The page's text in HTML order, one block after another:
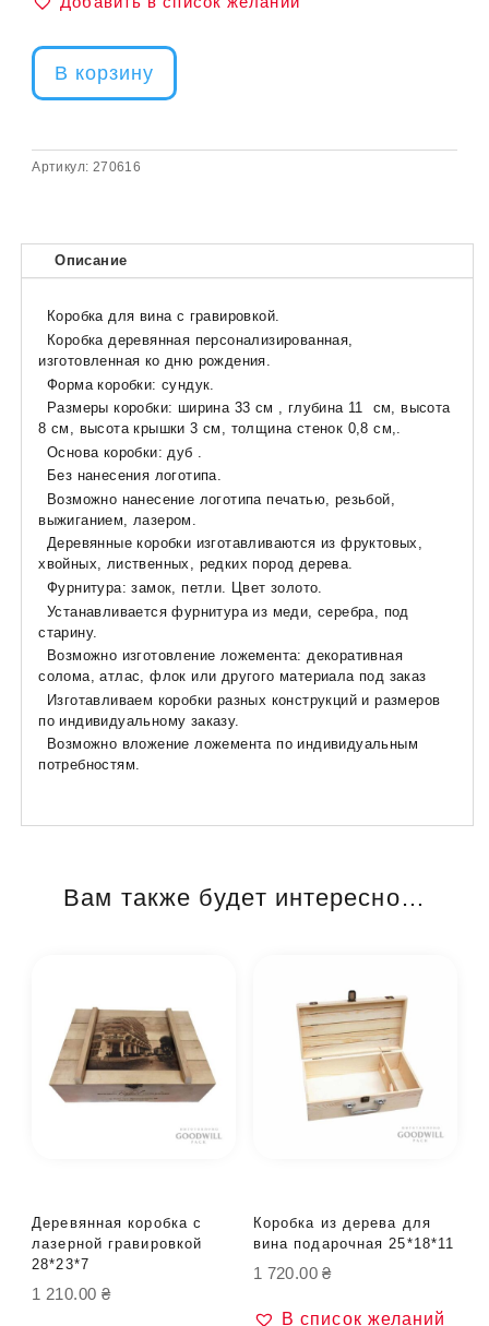
В корзину
Артикул: 270616
Описание
Коробка для вина с гравировкой.
Коробка деревянная персонализированная,
изготовленная ко дню рождения.
Форма коробки: сундук.
Размеры коробки: ширина 33 см , глубина 11 см, высота
8 см, высота крышки 3 см, толщина стенок 0,8 см,.
Основа коробки: дуб .
Без нанесения логотипа.
Возможно нанесение логотипа печатью, резьбой,
выжиганием, лазером.
Деревянные коробки изготавливаются из фруктовых,
хвойных, лиственных, редких пород дерева.
Фурнитура: замок, петли. Цвет золото.
Устанавливается фурнитура из меди, серебра, под
старину.
Возможно изготовление ложемента: декоративная
солома, атлас, флок или другого материала под заказ
Изготавливаем коробки разных конструкций и размеров
по индивидуальному заказу.
Возможно вложение ложемента по индивидуальным
потребностям.
Вам также будет интересно…
Деревянная коробка с
лазерной гравировкой
28*23*7
1 210.00 ₴
Коробка из дерева для
вина подарочная 25*18*11
1 720.00₴
В список желаний